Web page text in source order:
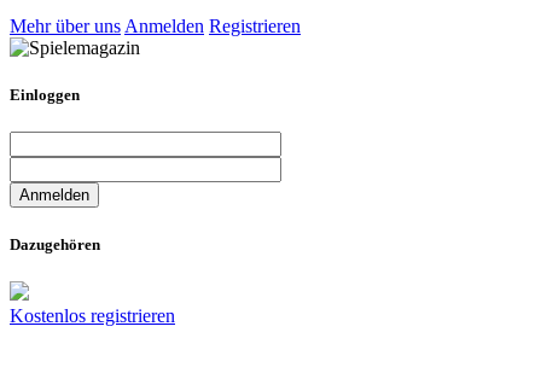
Mehr über uns Anmelden Registrieren
Einloggen
Dazugehören
Kostenlos registrieren